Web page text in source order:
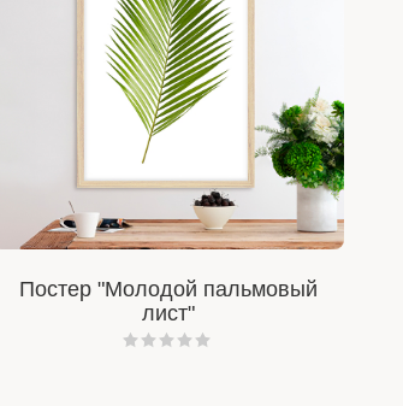
Постер "Молодой пальмовый
лист"